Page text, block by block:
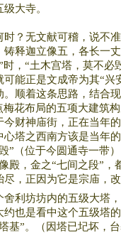
大寺。
？无文献可稽，说不
铸释迦立像五，各长一
时，“土木宫塔，莫不
能正是文成帝为其“
。顺着这条思路，结合
梅花布局的五项大建筑
财神庙街，正在当年
心塔之西南方该是当年
”（位于今圆通寺一带
殿，金之“七间之段”
尽，正因为它是宗庙，
坊坊内的五级大塔，
约也是看中这个五级塔
基”。（因塔已圮坏，